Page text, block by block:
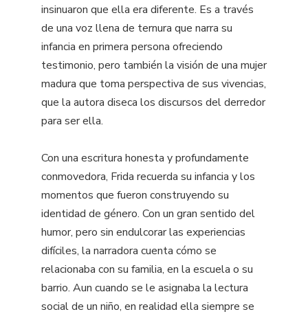
insinuaron que ella era diferente. Es a través
de una voz llena de ternura que narra su
infancia en primera persona ofreciendo
testimonio, pero también la visión de una mujer
madura que toma perspectiva de sus vivencias,
que la autora diseca los discursos del derredor
para ser ella.
Con una escritura honesta y profundamente
conmovedora, Frida recuerda su infancia y los
momentos que fueron construyendo su
identidad de género. Con un gran sentido del
humor, pero sin endulcorar las experiencias
difíciles, la narradora cuenta cómo se
relacionaba con su familia, en la escuela o su
barrio. Aun cuando se le asignaba la lectura
social de un niño, en realidad ella siempre se